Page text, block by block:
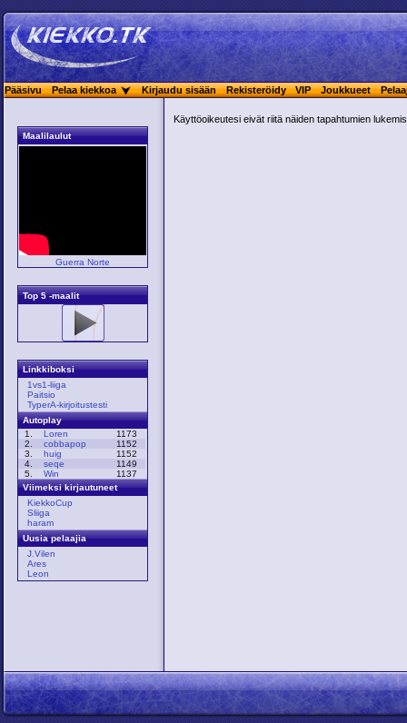
Pääsivu Pelaa kiekkoa Kirjaudu sisään Rekisteröidy VIP Joukkueet
Maalilaulut
Guerra Norte
Top 5 -maalit
Linkkiboksi
1vs1-liiga
Paitsio
TyperA-kirjoitustesti
Autoplay
1.
Loren
1173
2.
cobbapop
1152
3.
huig
1152
4.
seqe
1149
5.
Win
1137
Viimeksi kirjautuneet
KiekkoCup
Sliiga
haram
Uusia pelaajia
J.Vilen
Ares
Leon
Käyttöoikeutesi eivät riitä näiden tapahtumien